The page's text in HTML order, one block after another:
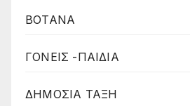
ΒΟΤΑΝΑ
ΓΟΝΕΙΣ -ΠΑΙΔΙΑ
ΔΗΜΟΣΙΑ ΤΑΞΗ